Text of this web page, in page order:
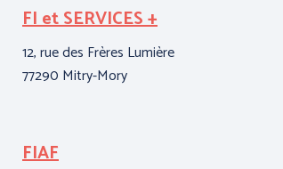
FI et SERVICES +
12, rue des Frères Lumière
77290 Mitry-Mory
FIAF